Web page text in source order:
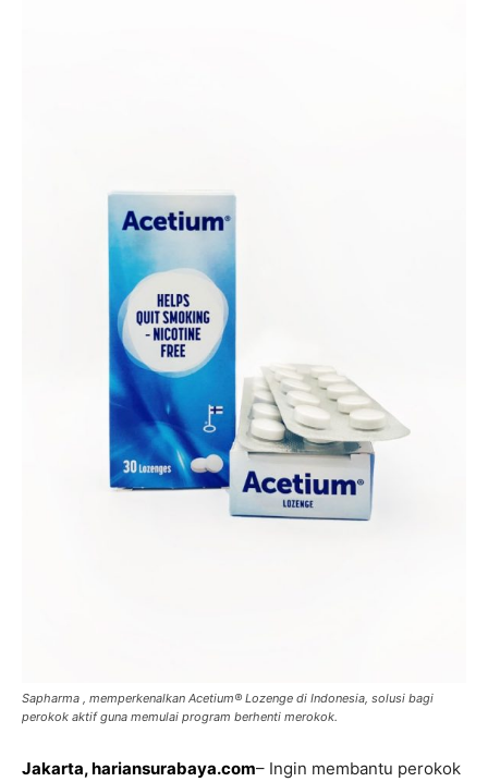
Sapharma , memperkenalkan Acetium®️ Lozenge di Indonesia, solusi bagi
perokok aktif guna memulai program berhenti merokok.
Jakarta, hariansurabaya.com– Ingin membantu perokok